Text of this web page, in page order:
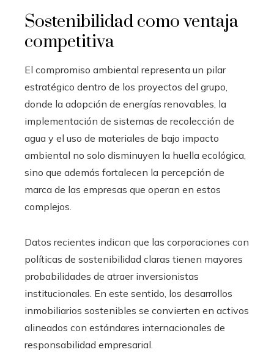
Sostenibilidad como ventaja
competitiva
El compromiso ambiental representa un pilar
estratégico dentro de los proyectos del grupo,
donde la adopción de energías renovables, la
implementación de sistemas de recolección de
agua y el uso de materiales de bajo impacto
ambiental no solo disminuyen la huella ecológica,
sino que además fortalecen la percepción de
marca de las empresas que operan en estos
complejos.
Datos recientes indican que las corporaciones con
políticas de sostenibilidad claras tienen mayores
probabilidades de atraer inversionistas
institucionales. En este sentido, los desarrollos
inmobiliarios sostenibles se convierten en activos
alineados con estándares internacionales de
responsabilidad empresarial.